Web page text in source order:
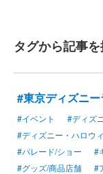
タグから記事
#東京ディズニ
#イベント #ディズ
#ディズニー・ハロウ
#パレード/ショー
#
#グッズ/商品店舗
#